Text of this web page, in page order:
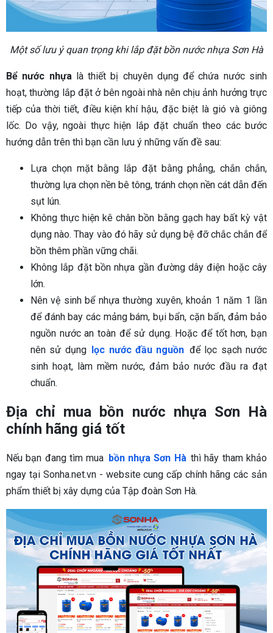
Một số lưu ý quan trọng khi lắp đặt bồn nước nhựa Sơn Hà
Bể nước nhựalà thiết bị chuyên dụng để chứa nước sinh
hoạt, thường lắp đặt ở bên ngoài nhà nên chịu ảnh hưởng trực
tiếp của thời tiết, điều kiện khí hậu, đặc biệt là gió và giông
lốc. Do vậy, ngoài thực hiện lắp đặt chuẩn theo các bước
hướng dẫn trên thì bạn cần lưu ý những vấn đề sau:
Lựa chọn mặt bằng lắp đặt bằng phẳng, chắn chắn,
thường lựa chọn nền bê tông, tránh chọn nền cát dẫn đến
sụt lún.
Không thực hiện kê chân bồn bằng gạch hay bất kỳ vật
dụng nào. Thay vào đó hãy sử dụng bệ đỡ chắc chắn để
bồn thêm phần vững chãi.
Không lắp đặt bồn nhựa gần đường dây điện hoặc cây
lớn.
Nên vệ sinh bể nhựa thường xuyên, khoản 1 năm 1 lần
để đánh bay các mảng bám, bụi bẩn, cặn bẩn, đảm bảo
nguồn nước an toàn để sử dụng. Hoặc để tốt hơn, bạn
nên sử dụng lọc nước đầu nguồn để lọc sạch nước
sinh hoạt, làm mềm nước, đảm bảo nước đầu ra đạt
chuẩn.
Địa chỉ mua bồn nước nhựa Sơn Hà
chính hãng giá tốt
Nếu bạn đang tìm mua bồn nhựa Sơn Hà thì hãy tham khảo
ngay tại Sonha.net.vn - website cung cấp chính hãng các sản
phẩm thiết bị xây dựng của Tập đoàn Sơn Hà.